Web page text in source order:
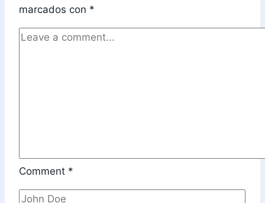
marcados con *
Comment *